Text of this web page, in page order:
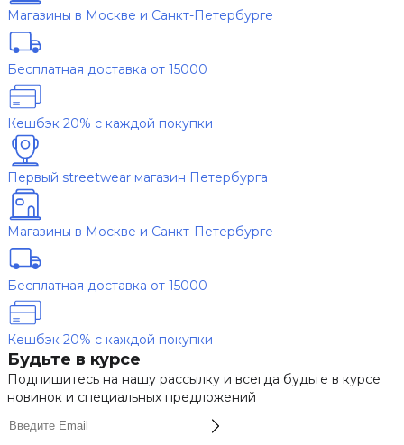
Магазины в Москве и Санкт-Петербурге
Бесплатная доставка от 15000
Кешбэк 20% с каждой покупки
Первый streetwear магазин Петербурга
Магазины в Москве и Санкт-Петербурге
Бесплатная доставка от 15000
Кешбэк 20% с каждой покупки
Будьте в курсе
Подпишитесь на нашу рассылку и всегда будьте в курсе
новинок и специальных предложений